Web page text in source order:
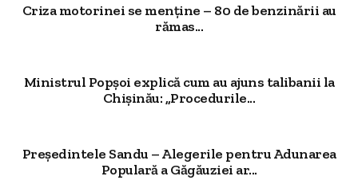
Criza motorinei se menține – 80 de benzinării au
rămas...
Ministrul Popșoi explică cum au ajuns talibanii la
Chișinău: „Procedurile...
Președintele Sandu – Alegerile pentru Adunarea
Populară a Găgăuziei ar...